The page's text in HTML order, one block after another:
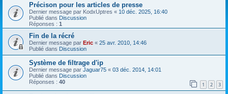
Précison pour les articles de presse
Dernier message par KodxUptres « 10 déc. 2025, 16:40
Publié dans Discussion
Réponses : 1
Fin de la récré
Dernier message par Eric « 25 avr. 2010, 14:46
Publié dans Discussion
Système de filtrage d'ip
Dernier message par Jaguar75 « 03 déc. 2014, 14:01
Publié dans Discussion
Réponses : 40 1 2 3